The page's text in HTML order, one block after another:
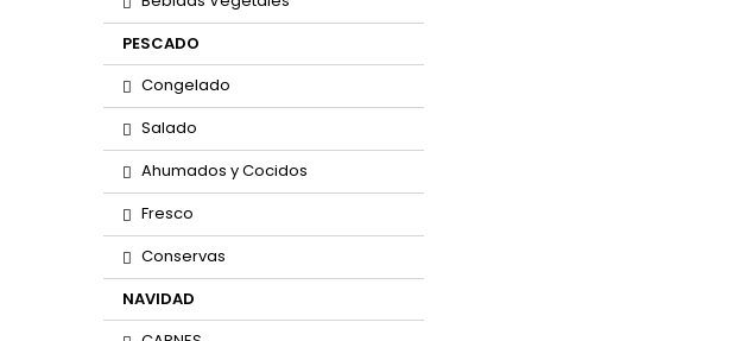
PESCADO
Congelado
Salado
Ahumados y Cocidos
Fresco
Conservas
NAVIDAD